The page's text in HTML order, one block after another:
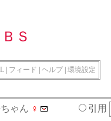
Ｓ
| フィード ヘルプ| 環境設定
ゃん ♀ 引用